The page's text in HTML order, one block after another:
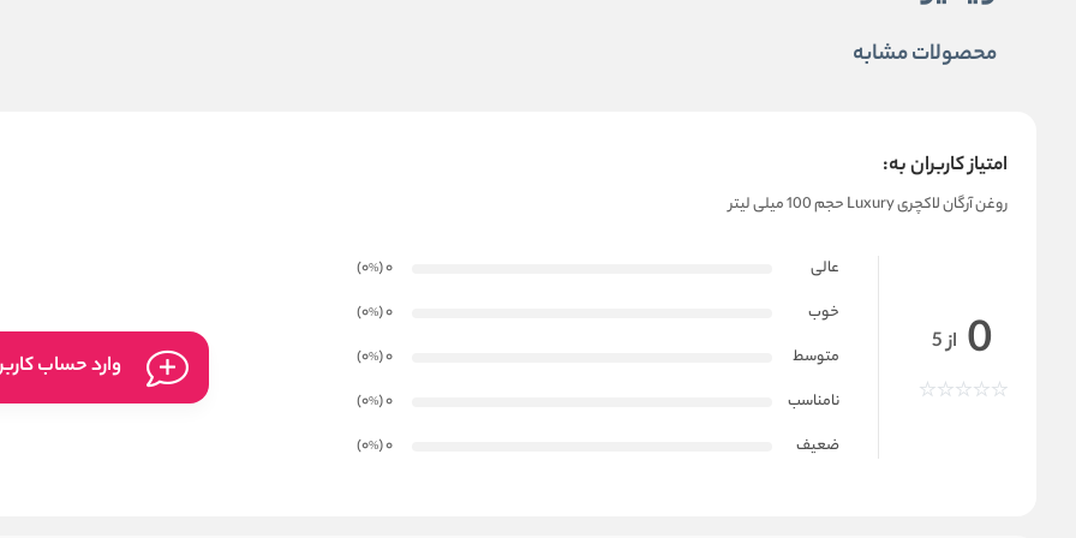
محصولات مشابه
امتیاز کاربران به:
روغن آرگان لاکچری Luxury حجم 100 میلی لیتر
0 از 5
عالی 0
(0
%
)
خوب
0
(0
%
)
متوسط
0
(0
%
)
نامناسب
0
(0
%
)
ضعیف
0
(0
%
)
وارد حساب